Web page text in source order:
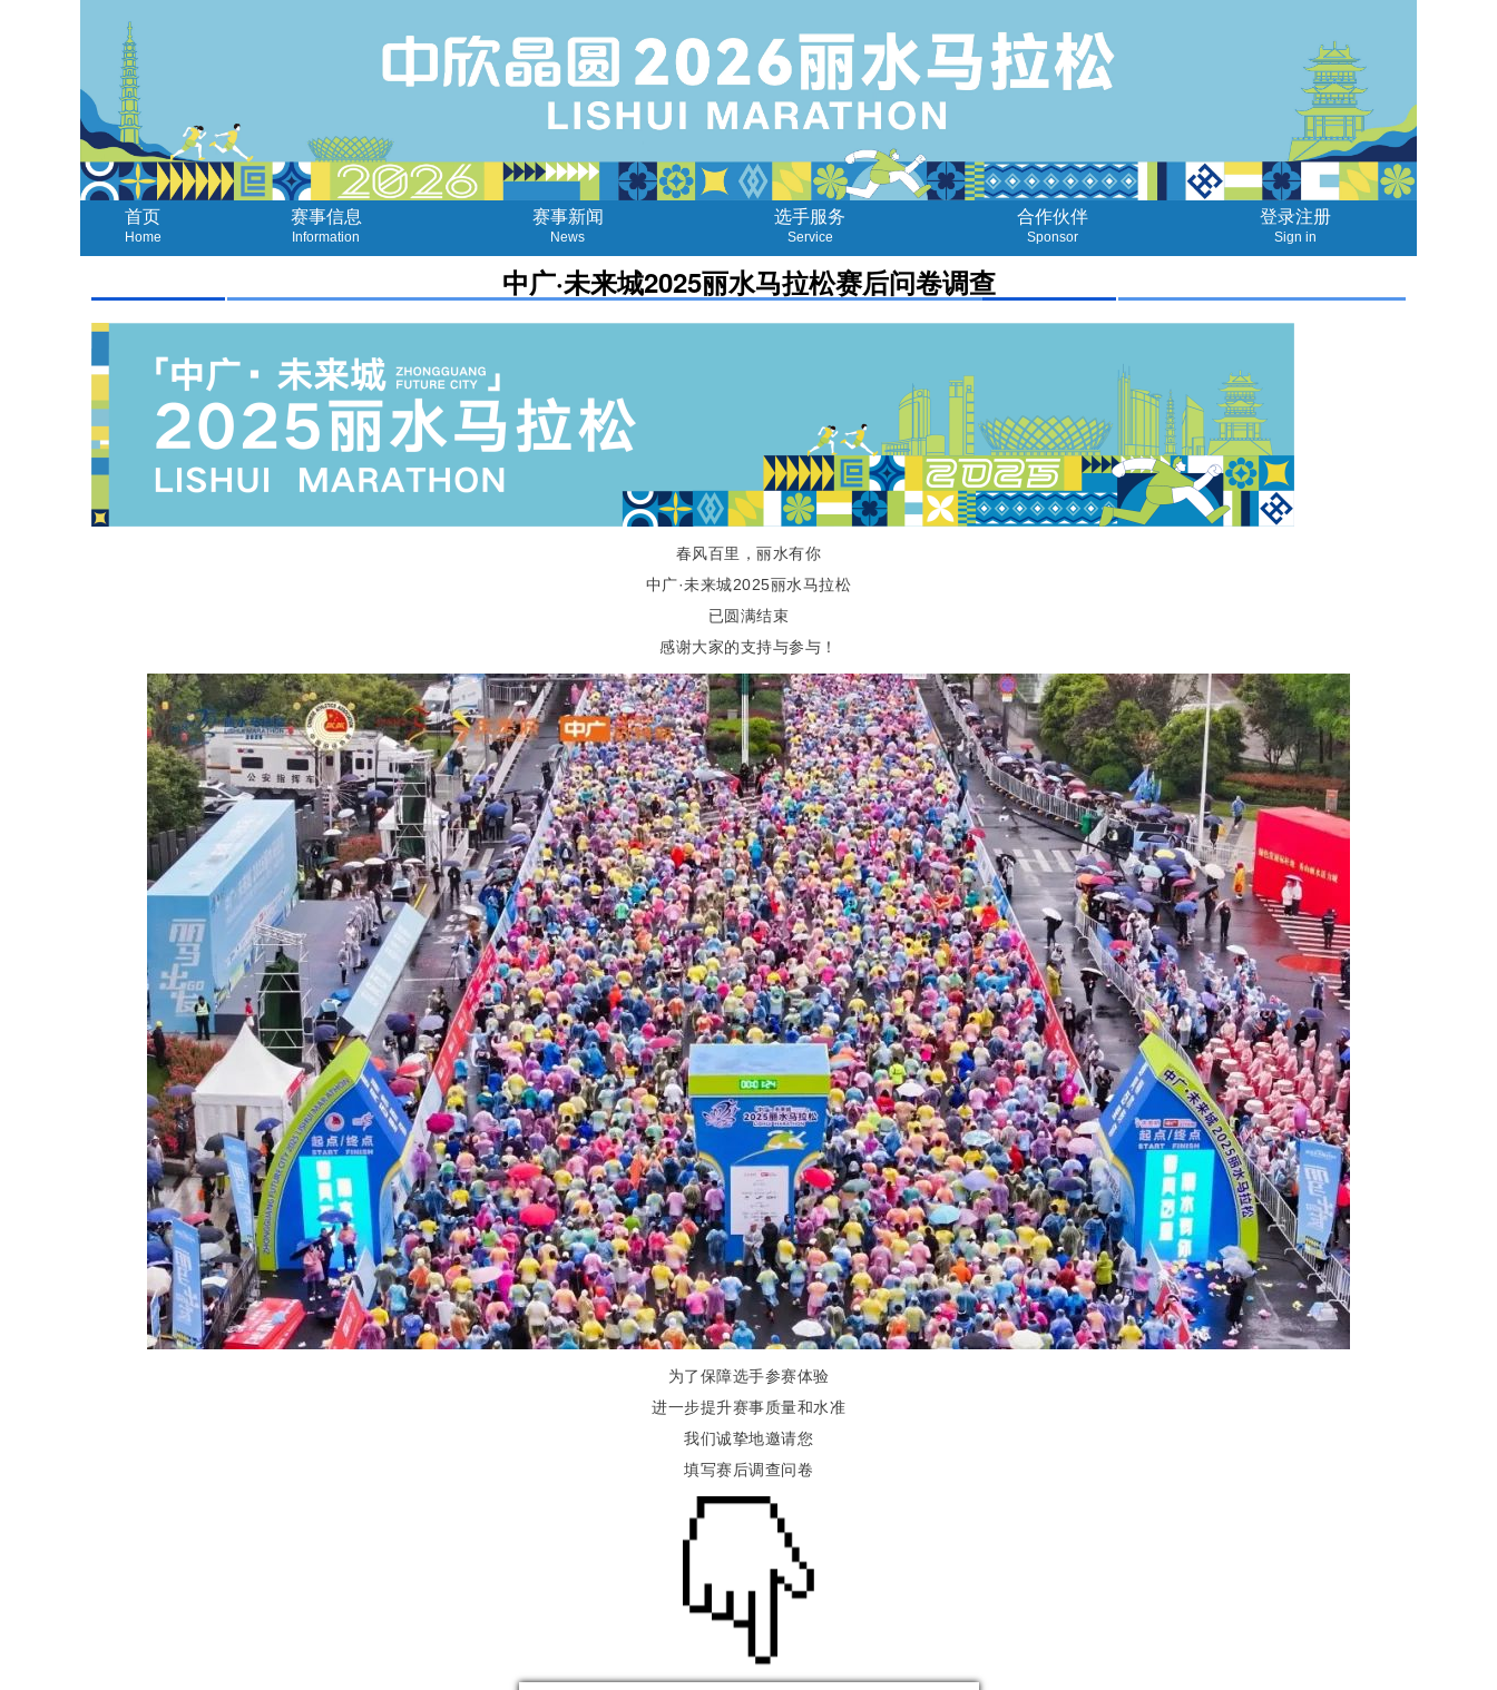
首页
Home
赛事信息
Information
赛事新闻
News
选手服务
Service
合作伙伴
Sponsor
登录注册
Sign in
中广·未来城2025丽水马拉松赛后问卷调查
春风百里，丽水有你
中广·未来城2025丽水马拉松
已圆满结束
感谢大家的支持与参与！
为了保障选手参赛体验
进一步提升赛事质量和水准
我们诚挚地邀请您
填写赛后调查问卷